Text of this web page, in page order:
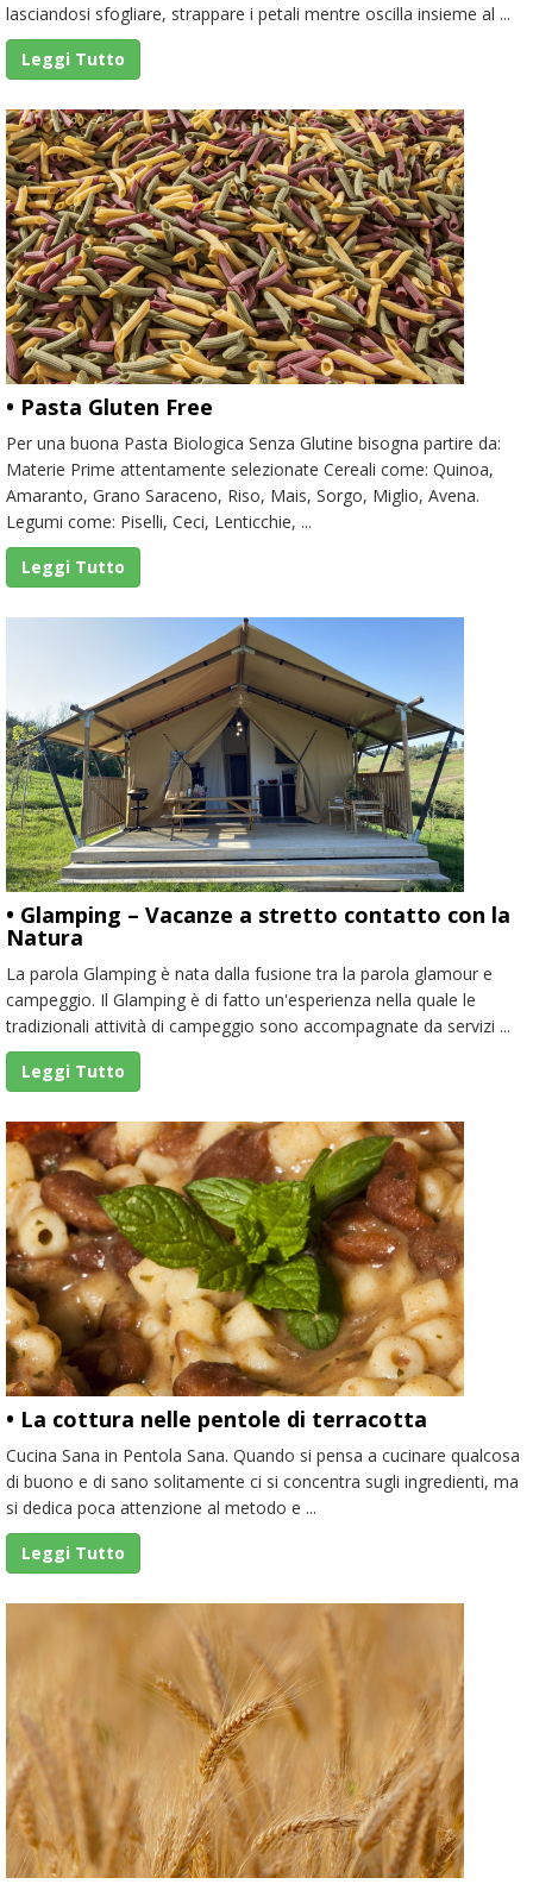
lasciandosi sfogliare, strappare i petali mentre oscilla insieme al ...
Leggi Tutto
• Pasta Gluten Free
Per una buona Pasta Biologica Senza Glutine bisogna partire da:
Materie Prime attentamente selezionate Cereali come: Quinoa,
Amaranto, Grano Saraceno, Riso, Mais, Sorgo, Miglio, Avena.
Legumi come: Piselli, Ceci, Lenticchie, ...
Leggi Tutto
• Glamping – Vacanze a stretto contatto con la
Natura
La parola Glamping è nata dalla fusione tra la parola glamour e
campeggio. Il Glamping è di fatto un'esperienza nella quale le
tradizionali attività di campeggio sono accompagnate da servizi ...
Leggi Tutto
• La cottura nelle pentole di terracotta
Cucina Sana in Pentola Sana. Quando si pensa a cucinare qualcosa
di buono e di sano solitamente ci si concentra sugli ingredienti, ma
si dedica poca attenzione al metodo e ...
Leggi Tutto